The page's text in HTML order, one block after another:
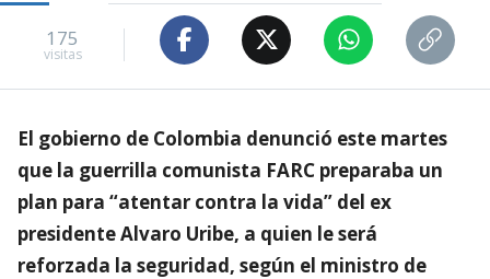
175
visitas
El gobierno de Colombia denunció este martes
que la guerrilla comunista FARC preparaba un
plan para “atentar contra la vida” del ex
presidente Alvaro Uribe, a quien le será
reforzada la seguridad, según el ministro de